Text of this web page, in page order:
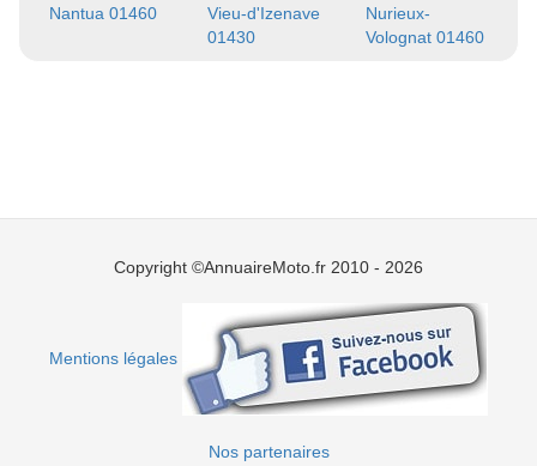
Nantua 01460
Vieu-d'Izenave
01430
Nurieux-
Volognat 01460
Copyright ©AnnuaireMoto.fr 2010 - 2026
Mentions légales
Nos partenaires